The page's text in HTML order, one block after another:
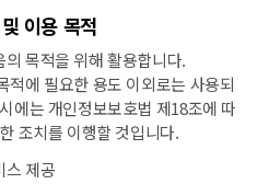
이용 목적
목적을 위해 활용합니다.
적에 필요한 용도 이외로는 사용되
에는 개인정보보호법 제18조에 따
조치를 이행할 것입니다.
스 제공